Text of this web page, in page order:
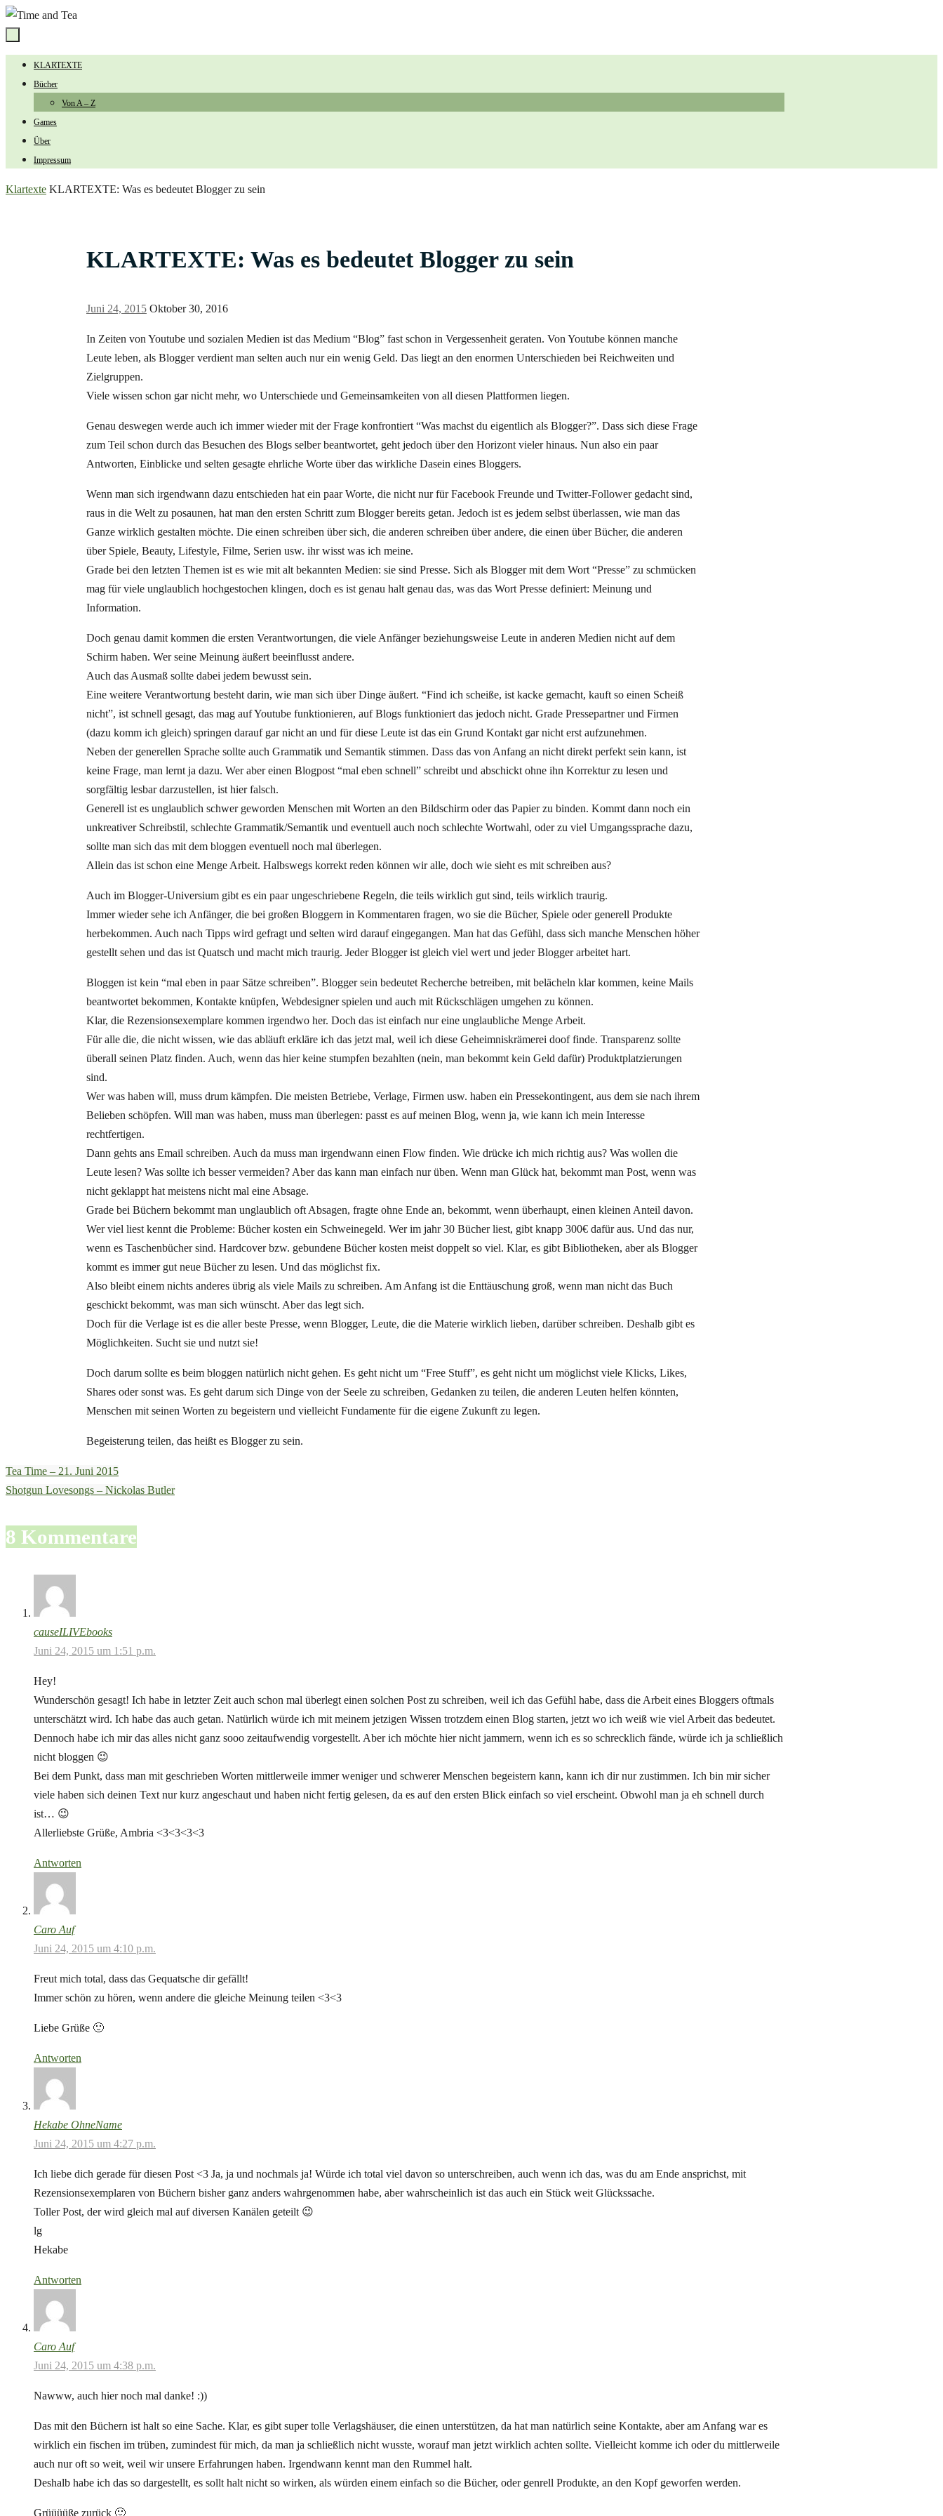
Zum
springen
Zum
Inhalt
KLARTEXTE
Bücher
Von A – Z
Games
Über
Impressum
Start
Klartexte KLARTEXTE: Was es bedeutet Blogger zu sein
KLARTEXTE: Was es bedeutet Blogger zu sein
Juni 24, 2015 Oktober 30, 2016
In Zeiten von Youtube und sozialen Medien ist das Medium “Blog” fast schon in Vergessenheit geraten. Von Youtube können manche
Leute leben, als Blogger verdient man selten auch nur ein wenig Geld. Das liegt an den enormen Unterschieden bei Reichweiten und
Zielgruppen.
Viele wissen schon gar nicht mehr, wo Unterschiede und Gemeinsamkeiten von all diesen Plattformen liegen.
Genau deswegen werde auch ich immer wieder mit der Frage konfrontiert “Was machst du eigentlich als Blogger?”. Dass sich diese Frage
zum Teil schon durch das Besuchen des Blogs selber beantwortet, geht jedoch über den Horizont vieler hinaus. Nun also ein paar
Antworten, Einblicke und selten gesagte ehrliche Worte über das wirkliche Dasein eines Bloggers.
Wenn man sich irgendwann dazu entschieden hat ein paar Worte, die nicht nur für Facebook Freunde und Twitter-Follower gedacht sind,
raus in die Welt zu posaunen, hat man den ersten Schritt zum Blogger bereits getan. Jedoch ist es jedem selbst überlassen, wie man das
Ganze wirklich gestalten möchte. Die einen schreiben über sich, die anderen schreiben über andere, die einen über Bücher, die anderen
über Spiele, Beauty, Lifestyle, Filme, Serien usw. ihr wisst was ich meine.
Grade bei den letzten Themen ist es wie mit alt bekannten Medien: sie sind Presse. Sich als Blogger mit dem Wort “Presse” zu schmücken
mag für viele unglaublich hochgestochen klingen, doch es ist genau halt genau das, was das Wort Presse definiert: Meinung und
Information.
Doch genau damit kommen die ersten Verantwortungen, die viele Anfänger beziehungsweise Leute in anderen Medien nicht auf dem
Schirm haben. Wer seine Meinung äußert beeinflusst andere.
Auch das Ausmaß sollte dabei jedem bewusst sein.
Eine weitere Verantwortung besteht darin, wie man sich über Dinge äußert. “Find ich scheiße, ist kacke gemacht, kauft so einen Scheiß
nicht”, ist schnell gesagt, das mag auf Youtube funktionieren, auf Blogs funktioniert das jedoch nicht. Grade Pressepartner und Firmen
(dazu komm ich gleich) springen darauf gar nicht an und für diese Leute ist das ein Grund Kontakt gar nicht erst aufzunehmen.
Neben der generellen Sprache sollte auch Grammatik und Semantik stimmen. Dass das von Anfang an nicht direkt perfekt sein kann, ist
keine Frage, man lernt ja dazu. Wer aber einen Blogpost “mal eben schnell” schreibt und abschickt ohne ihn Korrektur zu lesen und
sorgfältig lesbar darzustellen, ist hier falsch.
Generell ist es unglaublich schwer geworden Menschen mit Worten an den Bildschirm oder das Papier zu binden. Kommt dann noch ein
unkreativer Schreibstil, schlechte Grammatik/Semantik und eventuell auch noch schlechte Wortwahl, oder zu viel Umgangssprache dazu,
sollte man sich das mit dem bloggen eventuell noch mal überlegen.
Allein das ist schon eine Menge Arbeit. Halbswegs korrekt reden können wir alle, doch wie sieht es mit schreiben aus?
Auch im Blogger-Universium gibt es ein paar ungeschriebene Regeln, die teils wirklich gut sind, teils wirklich traurig.
Immer wieder sehe ich Anfänger, die bei großen Bloggern in Kommentaren fragen, wo sie die Bücher, Spiele oder generell Produkte
herbekommen. Auch nach Tipps wird gefragt und selten wird darauf eingegangen. Man hat das Gefühl, dass sich manche Menschen höher
gestellt sehen und das ist Quatsch und macht mich traurig. Jeder Blogger ist gleich viel wert und jeder Blogger arbeitet hart.
Bloggen ist kein “mal eben in paar Sätze schreiben”. Blogger sein bedeutet Recherche betreiben, mit belächeln klar kommen, keine Mails
beantwortet bekommen, Kontakte knüpfen, Webdesigner spielen und auch mit Rückschlägen umgehen zu können.
Klar, die Rezensionsexemplare kommen irgendwo her. Doch das ist einfach nur eine unglaubliche Menge Arbeit.
Für alle die, die nicht wissen, wie das abläuft erkläre ich das jetzt mal, weil ich diese Geheimniskrämerei doof finde. Transparenz sollte
überall seinen Platz finden. Auch, wenn das hier keine stumpfen bezahlten (nein, man bekommt kein Geld dafür) Produktplatzierungen
sind.
Wer was haben will, muss drum kämpfen. Die meisten Betriebe, Verlage, Firmen usw. haben ein Pressekontingent, aus dem sie nach ihrem
Belieben schöpfen. Will man was haben, muss man überlegen: passt es auf meinen Blog, wenn ja, wie kann ich mein Interesse
rechtfertigen.
Dann gehts ans Email schreiben. Auch da muss man irgendwann einen Flow finden. Wie drücke ich mich richtig aus? Was wollen die
Leute lesen? Was sollte ich besser vermeiden? Aber das kann man einfach nur üben. Wenn man Glück hat, bekommt man Post, wenn was
nicht geklappt hat meistens nicht mal eine Absage.
Grade bei Büchern bekommt man unglaublich oft Absagen, fragte ohne Ende an, bekommt, wenn überhaupt, einen kleinen Anteil davon.
Wer viel liest kennt die Probleme: Bücher kosten ein Schweinegeld. Wer im jahr 30 Bücher liest, gibt knapp 300€ dafür aus. Und das nur,
wenn es Taschenbücher sind. Hardcover bzw. gebundene Bücher kosten meist doppelt so viel. Klar, es gibt Bibliotheken, aber als Blogger
kommt es immer gut neue Bücher zu lesen. Und das möglichst fix.
Also bleibt einem nichts anderes übrig als viele Mails zu schreiben. Am Anfang ist die Enttäuschung groß, wenn man nicht das Buch
geschickt bekommt, was man sich wünscht. Aber das legt sich.
Doch für die Verlage ist es die aller beste Presse, wenn Blogger, Leute, die die Materie wirklich lieben, darüber schreiben. Deshalb gibt es
Möglichkeiten. Sucht sie und nutzt sie!
Doch darum sollte es beim bloggen natürlich nicht gehen. Es geht nicht um “Free Stuff”, es geht nicht um möglichst viele Klicks, Likes,
Shares oder sonst was. Es geht darum sich Dinge von der Seele zu schreiben, Gedanken zu teilen, die anderen Leuten helfen könnten,
Menschen mit seinen Worten zu begeistern und vielleicht Fundamente für die eigene Zukunft zu legen.
Begeisterung teilen, das heißt es Blogger zu sein.
Tea Time – 21. Juni 2015
Shotgun Lovesongs – Nickolas Butler
8 Kommentare
causeILIVEbooks
Juni 24, 2015 um 1:51 p.m.
Hey!
Wunderschön gesagt! Ich habe in letzter Zeit auch schon mal überlegt einen solchen Post zu schreiben, weil ich das Gefühl habe, dass die Arbeit eines Bloggers oftmals
unterschätzt wird. Ich habe das auch getan. Natürlich würde ich mit meinem jetzigen Wissen trotzdem einen Blog starten, jetzt wo ich weiß wie viel Arbeit das bedeutet.
Dennoch habe ich mir das alles nicht ganz sooo zeitaufwendig vorgestellt. Aber ich möchte hier nicht jammern, wenn ich es so schrecklich fände, würde ich ja schließlich
nicht bloggen 😉
Bei dem Punkt, dass man mit geschrieben Worten mittlerweile immer weniger und schwerer Menschen begeistern kann, kann ich dir nur zustimmen. Ich bin mir sicher
viele haben sich deinen Text nur kurz angeschaut und haben nicht fertig gelesen, da es auf den ersten Blick einfach so viel erscheint. Obwohl man ja eh schnell durch
ist… 😉
Allerliebste Grüße, Ambria <3<3<3<3
Antworten
Caro Auf
Juni 24, 2015 um 4:10 p.m.
Freut mich total, dass das Gequatsche dir gefällt!
Immer schön zu hören, wenn andere die gleiche Meinung teilen <3<3
Liebe Grüße 🙂
Antworten
Hekabe OhneName
Juni 24, 2015 um 4:27 p.m.
Ich liebe dich gerade für diesen Post <3 Ja, ja und nochmals ja! Würde ich total viel davon so unterschreiben, auch wenn ich das, was du am Ende ansprichst, mit
Rezensionsexemplaren von Büchern bisher ganz anders wahrgenommen habe, aber wahrscheinlich ist das auch ein Stück weit Glückssache.
Toller Post, der wird gleich mal auf diversen Kanälen geteilt 😉
lg
Hekabe
Antworten
Caro Auf
Juni 24, 2015 um 4:38 p.m.
Nawww, auch hier noch mal danke! :))
Das mit den Büchern ist halt so eine Sache. Klar, es gibt super tolle Verlagshäuser, die einen unterstützen, da hat man natürlich seine Kontakte, aber am Anfang war es
wirklich ein fischen im trüben, zumindest für mich, da man ja schließlich nicht wusste, worauf man jetzt wirklich achten sollte. Vielleicht komme ich oder du mittlerweile
auch nur oft so weit, weil wir unsere Erfahrungen haben. Irgendwann kennt man den Rummel halt.
Deshalb habe ich das so dargestellt, es sollt halt nicht so wirken, als würden einem einfach so die Bücher, oder genrell Produkte, an den Kopf geworfen werden.
Grüüüüße zurück 🙂